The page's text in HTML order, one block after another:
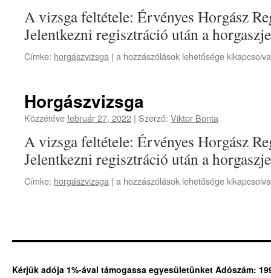
A vizsga feltétele: Érvényes Horgász
Jelentkezni regisztráció után a
Címke: horgászvizsga | Horgászvizsga
a hozzászólások lehetősége kikapcsolva
Horgászvizsga
Közzétévefebruár 27, 2022 | Szerző: Viktor Bonta
A vizsga feltétele: Érvényes Horgász
Jelentkezni regisztráció után a
Címke: horgászvizsga | Horgászvizsga
a hozzászólások lehetősége kikapcsolva
Kérjük adója 1%-ával támogassa egyesületünket Adószám: